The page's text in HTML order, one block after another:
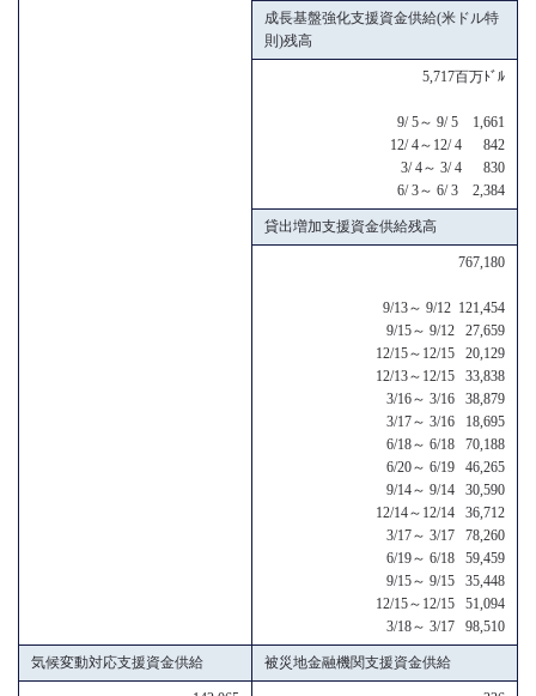
成長基盤強化支援資金供給(米ドル特
則)残高
5,717百万ﾄﾞﾙ
9/ 5～ 9/ 5 1,661
12/ 4～12/ 4 842
3/ 4～ 3/ 4 830
6/ 3～ 6/ 3 2,384
貸出増加支援資金供給残高
767,180
9/13～ 9/12 121,454
9/15～ 9/12 27,659
12/15～12/15 20,129
12/13～12/15 33,838
3/16～ 3/16 38,879
3/17～ 3/16 18,695
6/18～ 6/18 70,188
6/20～ 6/19 46,265
9/14～ 9/14 30,590
12/14～12/14 36,712
3/17～ 3/17 78,260
6/19～ 6/18 59,459
9/15～ 9/15 35,448
12/15～12/15 51,094
3/18～ 3/17 98,510
気候変動対応支援資金供給 被災地金融機関支援資金供給